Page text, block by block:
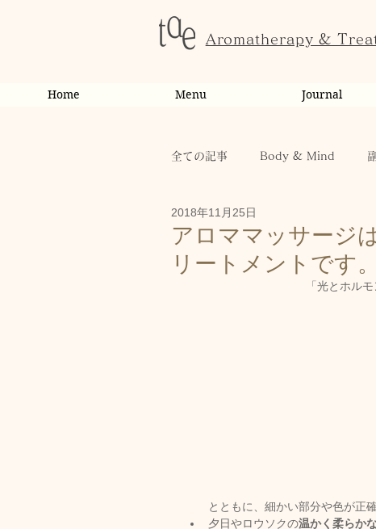
Aromatherapy &
Home Menu Journal
全ての記事 Body & Mind
お客様の変化・ご感想
からだ
アロママッサージ
リートメントです。
2018年11月25日
「光とホル
とともに、細かい部分や色が正
夕日やロウソクの温かく柔らか